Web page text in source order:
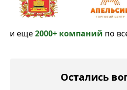
и еще2000+ компаний по
Остались